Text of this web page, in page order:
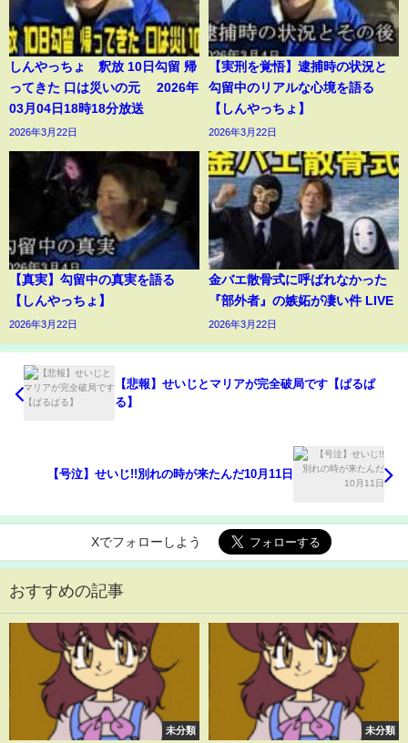
しんやっちょ 釈放 10日勾留 帰
ってきた 口は災いの元 2026年
03月04日18時18分放送
2026年3月22日
【実刑を覚悟】逮捕時の状況と
勾留中のリアルな心境を語る
【しんやっちょ】
2026年3月22日
【真実】勾留中の真実を語る
【しんやっちょ】
2026年3月22日
金バエ散骨式に呼ばれなかった
『部外者』の嫉妬が凄い件 LIVE
2026年3月22日
【悲報】せいじとマリアが完全破局です【ぱるぱ
る】
【号泣】せいじ!!別れの時が来たんだ10月11日
Xでフォローしよう
おすすめの記事
未分類 未分類